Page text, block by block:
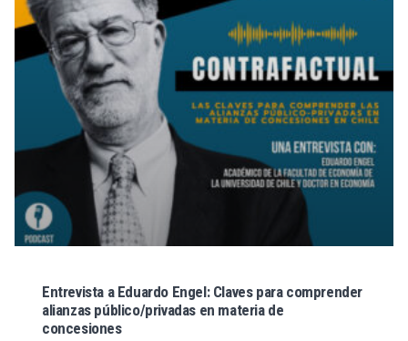
Entrevista a Eduardo Engel: Claves para comprender
alianzas público/privadas en materia de
concesiones